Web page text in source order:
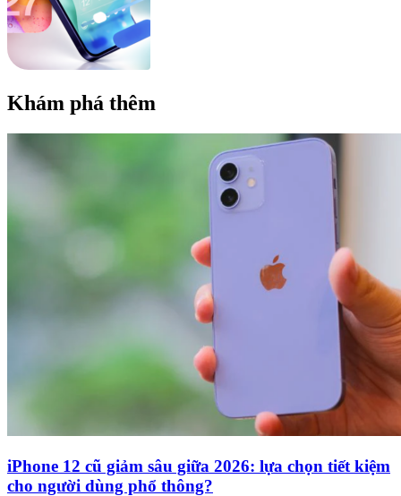
Khám phá thêm
iPhone 12 cũ giảm sâu giữa 2026: lựa chọn tiết kiệm
cho người dùng phổ thông?